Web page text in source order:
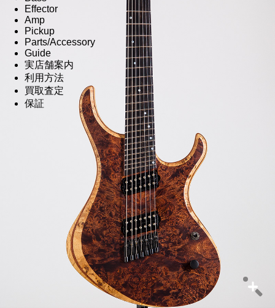
Effector
Amp
Pickup
Parts/Accessory
Guide
実店舗案内
利用方法
買取査定
保証